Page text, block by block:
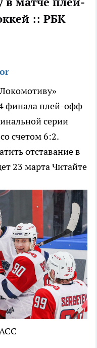
:: РБК
финала плей-офф
серии
счетом 6:2.
отставание в
23 мартаЧитайте